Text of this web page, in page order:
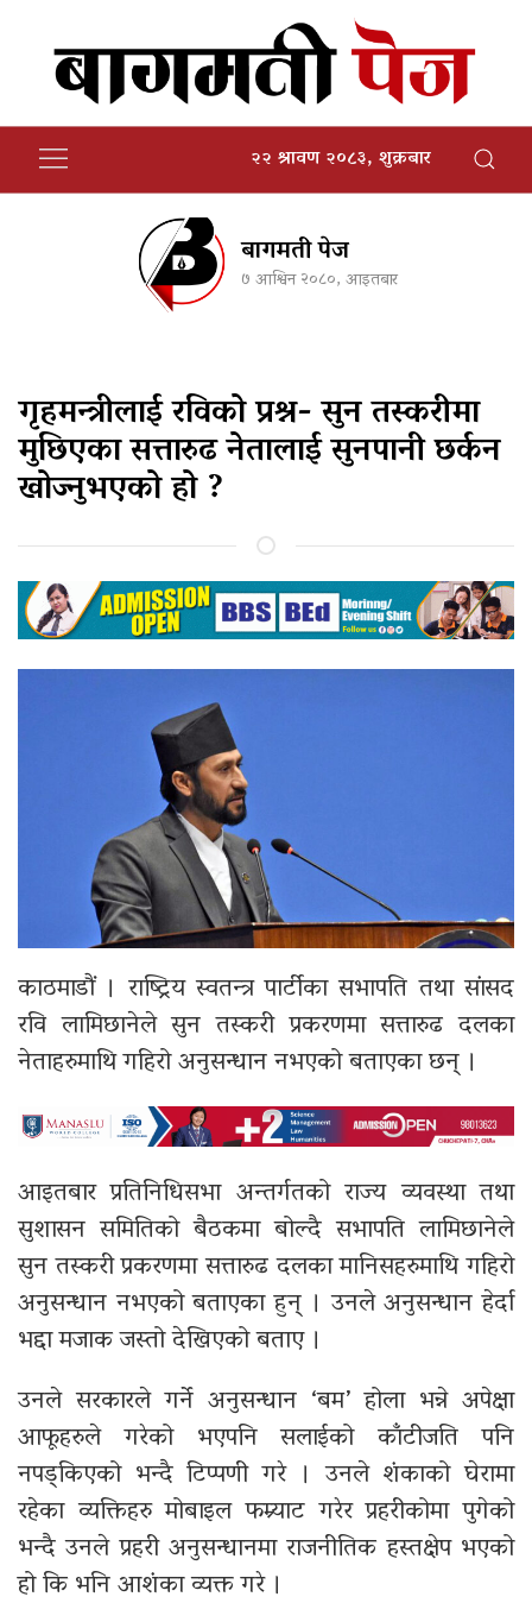
२२ श्रावण २०८३, शुक्रबार
बागमती पेज
७ आश्विन २०८०, आइतबार
गृहमन्त्रीलाई रविको प्रश्न- सुन तस्करीमा
मुछिएका सत्तारुढ नेतालाई सुनपानी छर्कन
खोज्नुभएको हो ?
काठमाडौं । राष्ट्रिय स्वतन्त्र पार्टीका सभापति तथा सांसद
रवि लामिछानेले सुन तस्करी प्रकरणमा सत्तारुढ दलका
नेताहरुमाथि गहिरो अनुसन्धान नभएको बताएका छन् ।
आइतबार प्रतिनिधिसभा अन्तर्गतको राज्य व्यवस्था तथा
सुशासन समितिको बैठकमा बोल्दै सभापति लामिछानेले
सुन तस्करी प्रकरणमा सत्तारुढ दलका मानिसहरुमाथि गहिरो
अनुसन्धान नभएको बताएका हुन् । उनले अनुसन्धान हेर्दा
भद्दा मजाक जस्तो देखिएको बताए ।
उनले सरकारले गर्ने अनुसन्धान ‘बम’ होला भन्ने अपेक्षा
आफूहरुले गरेको भएपनि सलाईको काँटीजति पनि
नपड्किएको भन्दै टिप्पणी गरे । उनले शंकाको घेरामा
रहेका व्यक्तिहरु मोबाइल फम्र्याट गरेर प्रहरीकोमा पुगेको
भन्दै उनले प्रहरी अनुसन्धानमा राजनीतिक हस्तक्षेप भएको
हो कि भनि आशंका व्यक्त गरे ।